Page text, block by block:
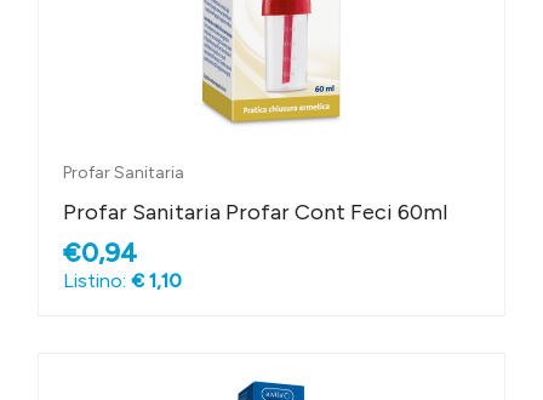
Profar Sanitaria
Profar Sanitaria Profar Cont Feci 60ml
€0,94
Listino: € 1,10